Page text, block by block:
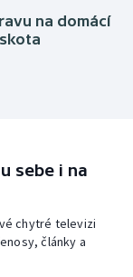
na domácí
sebe i na
chytré televizi
články a